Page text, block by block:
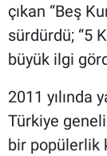
çıkan “Beş
sürdürdü; “5
büyük ilgi
2011 yılında
Türkiye
bir popülerlik